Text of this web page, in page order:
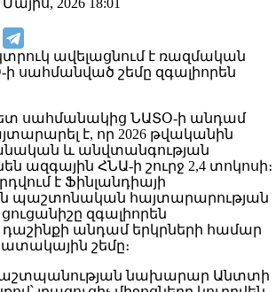
սահմանակից ՆԱՏՕ-ի անդամ
է, որ 2026 թվականին
և անվտանգության
ազգային ՀՆԱ-ի շուրջ 2,4 տոկոսի։
է Ֆինլանդիայի
պաշտոնական հայտարարության
ցուցանիշը զգալիորեն
դաշինքի անդամ երկրների համար
շեմը։
նախարար Անտտի